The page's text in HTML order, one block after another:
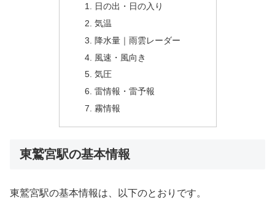
日の出・日の入り
気温
降水量｜雨雲レーダー
風速・風向き
気圧
雷情報・雷予報
霧情報
東鷲宮駅の基本情報
東鷲宮駅の基本情報は、以下のとおりです。